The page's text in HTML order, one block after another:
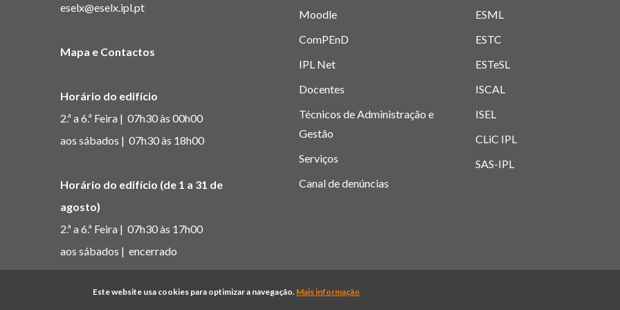
eselx@eselx.ipl.pt
Mapa e Contactos
Horário do edifício
2.ª a 6.ª Feira | 07h30 às 00h00
aos sábados | 07h30 às 18h00
Horário do edifício (de 1 a 31 de
agosto)
2.ª a 6.ª Feira | 07h30 às 17h00
aos sábados | encerrado
Moodle
ComPEnD
IPL Net
Docentes
Técnicos de Administração e
Gestão
Serviços
Canal de denúncias
ESML
ESTC
ESTeSL
ISCAL
ISEL
CLiC IPL
SAS-IPL
© Copyright Politécnico de Lisboa 2019-
Este website usa cookies para optimizar a navegação. Mais informação